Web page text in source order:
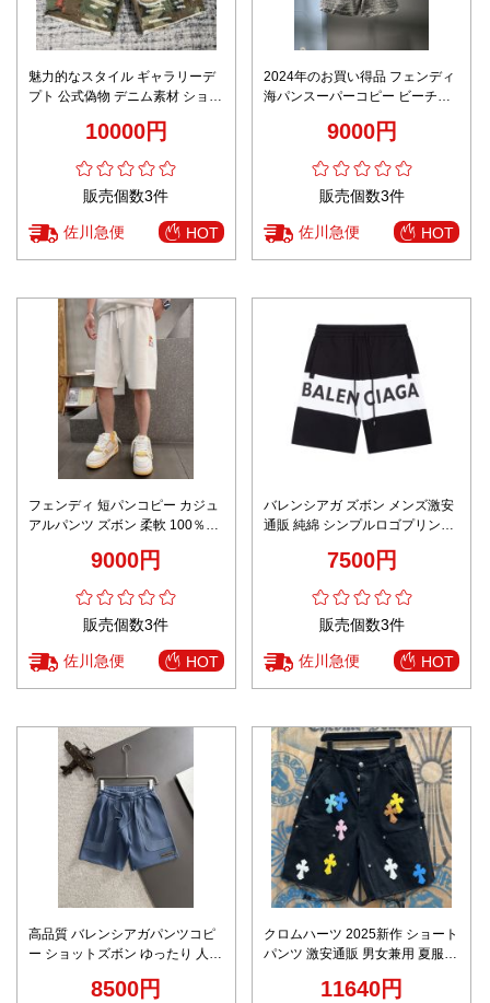
魅力的なスタイル ギャラリーデ
プト 公式偽物 デニム素材 ショッ
10000円
販売個数3件
佐川急便 HOT
2024年のお買い得品 フェンディ
海パンスーパーコピー ビーチパ
限定品 グレイ9000円
販売個数3件
佐川急便 HOT
フェンディ 短パンコピー カジュ
アルパンツ ズボン 柔軟 100％綿
9000円
販売個数3件
佐川急便 HOT
バレンシアガ ズボン メンズ激安
通販 純綿 シンプルロゴプリント
トパンツ ブラック
7500円
販売個数3件
佐川急便 HOT
高品質 バレンシアガパンツコピ
ー ショットズボン ゆったり 人気
8500円
クロムハーツ 2025新作 ショート
パンツ 激安通販 男女兼用 夏服
ビュー高評価11640円